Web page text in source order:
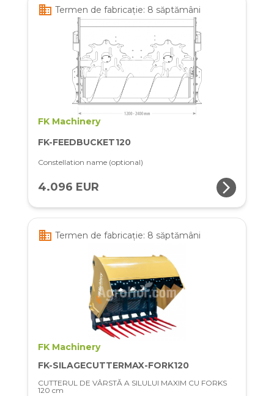
business Termen de fabricație: 8 săptămâni
FK Machinery
FK-FEEDBUCKET120
Constellation name (optional)
4.096 EUR arrow_forward_ios
business Termen de fabricație: 8 săptămâni
FK Machinery
FK-SILAGECUTTERMAX-FORK120
CUTTERUL DE VÂRSTĂ A SILULUI MAXIM CU FORKS
120 cm